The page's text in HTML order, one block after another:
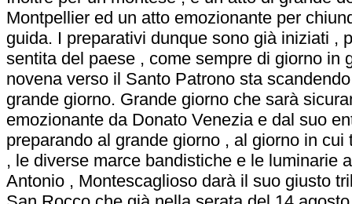
Montpellier ed un atto emozionante per
guida. I preparativi dunque sono già iniziati ,
sentita del paese , come sempre di giorno in
novena verso il Santo Patrono sta
grande giorno. Grande giorno che sarà
emozionante da Donato Venezia e dal suo
preparando al grande giorno , al giorno in
, le diverse marce bandistiche e le luminarie
Antonio , Montescaglioso darà il suo giusto